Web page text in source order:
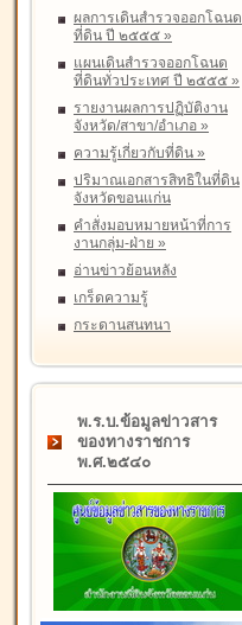
ผลการเดินสำรวจออกโฉนด
ที่ดิน ปี ๒๕๕๕ »
แผนเดินสำรวจออกโฉนด
ที่ดินทั่วประเทศ ปี ๒๕๕๕ »
รายงานผลการปฏิบัติงาน
จังหวัด/สาขา/อำเภอ »
ความรู้เกี่ยวกับที่ดิน »
ปริมาณเอกสารสิทธิในที่ดิน
จังหวัดขอนแก่น
คำสั่งมอบหมายหน้าที่การ
งานกลุ่ม-ฝ่าย »
อ่านข่าวย้อนหลัง
เกร็ดความรู้
กระดานสนทนา
พ.ร.บ.ข้อมูลข่าวสาร
ของทางราชการ
พ.ศ.๒๕๔๐